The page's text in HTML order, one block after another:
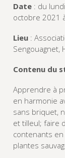
Date: du
octobre 2021
Lieu:
Sengouagnet,
Contenu du
Apprendre à
en harmonie
sans briquet,
et tilleul; faire
contenants
plantes